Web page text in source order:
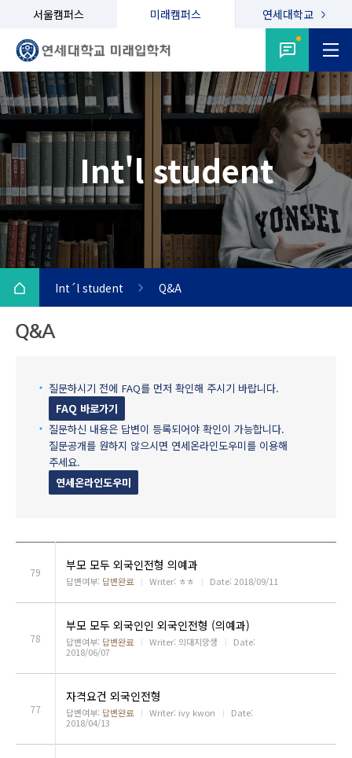
서울캠퍼스 미래캠퍼스 연세대학교
Int'l student
Int´l student Q&A
질문하시기 전에 FAQ를 먼저 확인해 주시기 바랍니다.
FAQ 바로가기
질문하신 내용은 답변이 등록되어야 확인이 가능합니다.
질문공개를 원하지 않으시면 연세온라인도우미를 이용해
주세요.
연세온라인도우미
79 부모 모두 외국인전형 의예과
답변여부: 답변완료 ㅣ Writer: ㅎㅎ ㅣ Date: 2018/09/11
78
부모 모두 외국인인 외국인전형 (의예과)
답변여부: 답변완료 ㅣ Writer: 의대지망생 ㅣ
Date:
2018/06/07
77
자격요건 외국인전형
답변여부: 답변완료 ㅣ Writer: ivy kwon ㅣ
Date:
2018/04/13